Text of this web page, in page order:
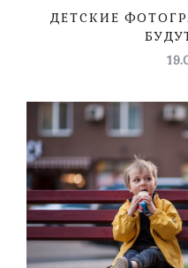
ДЕТСКИЕ